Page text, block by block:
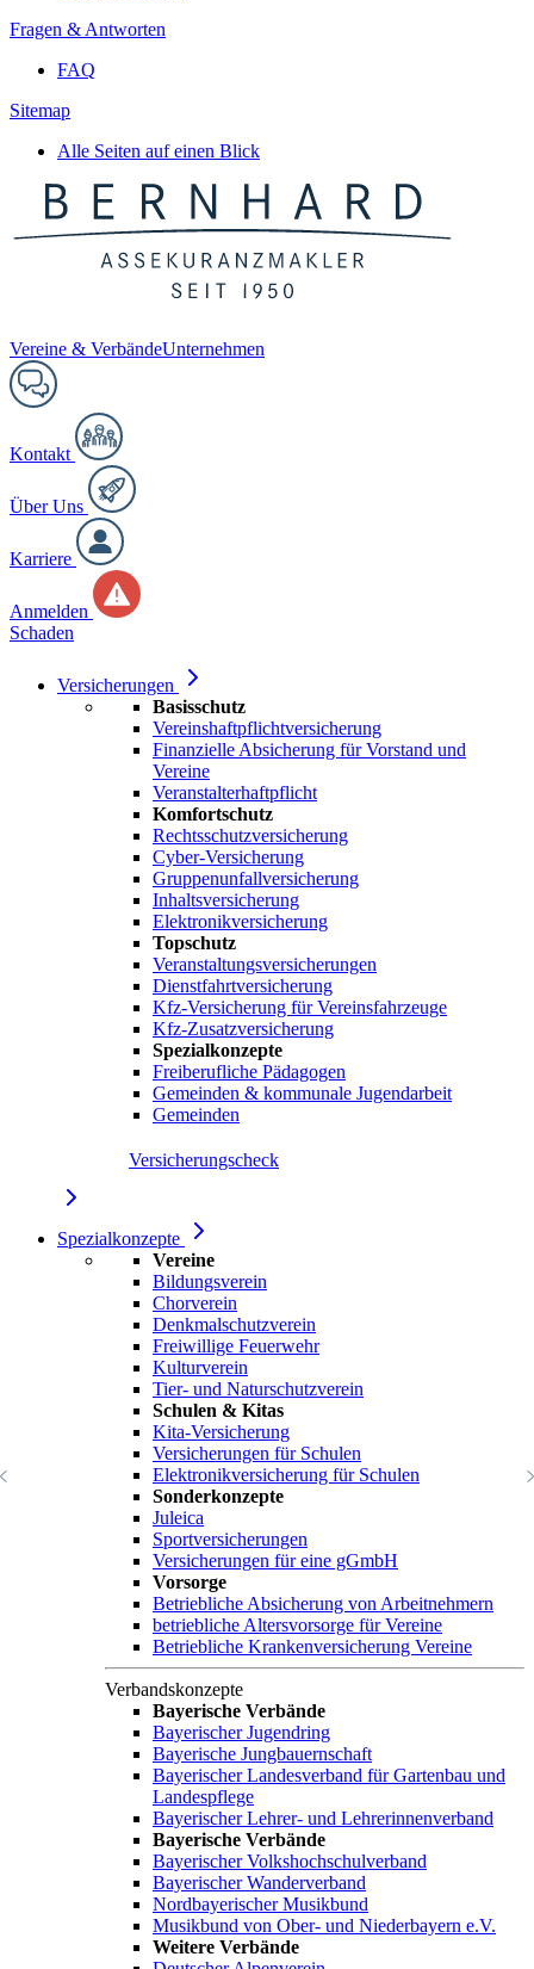
Fragen & Antworten
FAQ
Sitemap
Alle Seiten auf einen Blick
Vereine & VerbändeUnternehmen
Kontakt
Über Uns
Karriere
Anmelden
Schaden
Versicherungen
Basisschutz
Vereinshaftpflichtversicherung
Finanzielle Absicherung für Vorstand und
Vereine
Veranstalterhaftpflicht
Komfortschutz
Rechtsschutzversicherung
Cyber-Versicherung
Gruppenunfallversicherung
Inhaltsversicherung
Elektronikversicherung
Topschutz
Veranstaltungsversicherungen
Dienstfahrtversicherung
Kfz-Versicherung für Vereinsfahrzeuge
Kfz-Zusatzversicherung
Spezialkonzepte
Freiberufliche Pädagogen
Gemeinden & kommunale Jugendarbeit
Gemeinden
Versicherungscheck
Spezialkonzepte
Vereine
Bildungsverein
Chorverein
Denkmalschutzverein
Freiwillige Feuerwehr
Kulturverein
Tier- und Naturschutzverein
Schulen & Kitas
Kita-Versicherung
Versicherungen für Schulen
Elektronikversicherung für Schulen
Sonderkonzepte
Juleica
Sportversicherungen
Versicherungen für eine gGmbH
Vorsorge
Betriebliche Absicherung von Arbeitnehmern
betriebliche Altersvorsorge für Vereine
Betriebliche Krankenversicherung Vereine
Verbandskonzepte
Bayerische Verbände
Bayerischer Jugendring
Bayerische Jungbauernschaft
Bayerischer Landesverband für Gartenbau und
Landespflege
Bayerischer Lehrer- und Lehrerinnenverband
Bayerische Verbände
Bayerischer Volkshochschulverband
Bayerischer Wanderverband
Nordbayerischer Musikbund
Musikbund von Ober- und Niederbayern e.V.
Weitere Verbände